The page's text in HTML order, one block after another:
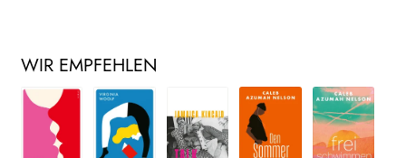
WIR EMPFEHLEN